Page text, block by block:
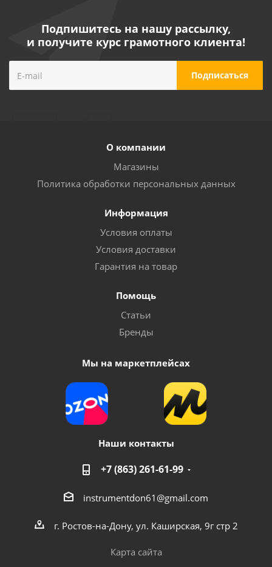
Подпишитесь на нашу рассылку,
и получите курс грамотного клиента!
О компании
Магазины
Политика обработки персональных данных
Информация
Условия оплаты
Условия доставки
Гарантия на товар
Помощь
Статьи
Бренды
Мы на маркетплейсах
Наши контакты
+7 (863) 261-61-99
instrumentdon61@gmail.com
г. Ростов-на-Дону, ул. Каширская, 9г стр 2
Карта сайта